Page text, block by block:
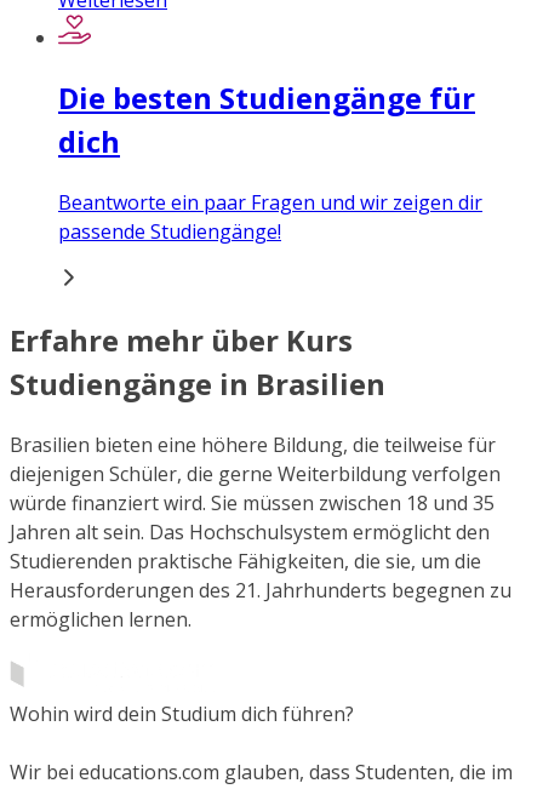
Die besten Studiengänge für
dich
Beantworte ein paar Fragen und wir zeigen dir
passende Studiengänge!
Erfahre mehr über Kurs
Studiengänge in Brasilien
Brasilien bieten eine höhere Bildung, die teilweise für
diejenigen Schüler, die gerne Weiterbildung verfolgen
würde finanziert wird. Sie müssen zwischen 18 und 35
Jahren alt sein. Das Hochschulsystem ermöglicht den
Studierenden praktische Fähigkeiten, die sie, um die
Herausforderungen des 21. Jahrhunderts begegnen zu
ermöglichen lernen.
Wohin wird dein Studium dich führen?
Wir bei educations.com glauben, dass Studenten, die im